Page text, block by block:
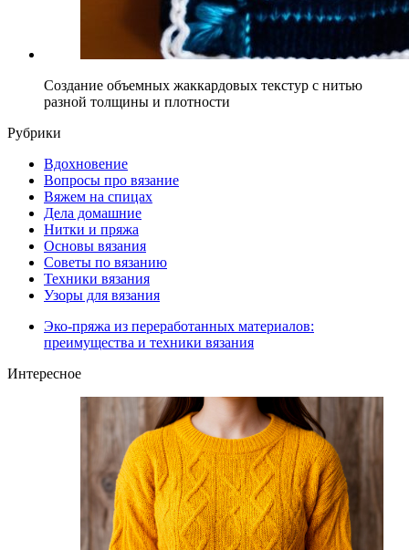
Создание объемных жаккардовых текстур с нитью
разной толщины и плотности
Рубрики
Вдохновение
Вопросы про вязание
Вяжем на спицах
Дела домашние
Нитки и пряжа
Основы вязания
Советы по вязанию
Техники вязания
Узоры для вязания
Эко-пряжа из переработанных материалов:
преимущества и техники вязания
Интересное